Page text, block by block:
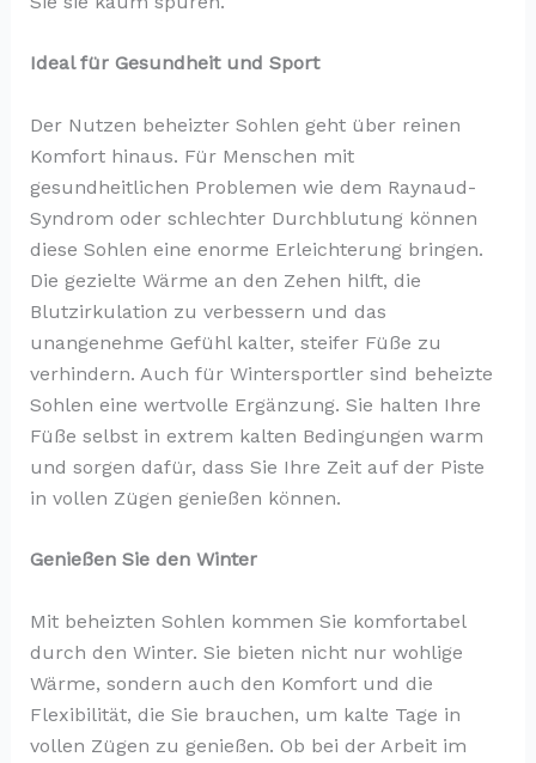
Ideal für Gesundheit und Sport
Der Nutzen beheizter Sohlen geht über reinen
Komfort hinaus. Für Menschen mit
gesundheitlichen Problemen wie dem Raynaud-
Syndrom oder schlechter Durchblutung können
diese Sohlen eine enorme Erleichterung bringen.
Die gezielte Wärme an den Zehen hilft, die
Blutzirkulation zu verbessern und das
unangenehme Gefühl kalter, steifer Füße zu
verhindern. Auch für Wintersportler sind beheizte
Sohlen eine wertvolle Ergänzung. Sie halten Ihre
Füße selbst in extrem kalten Bedingungen warm
und sorgen dafür, dass Sie Ihre Zeit auf der Piste
in vollen Zügen genießen können.
Genießen Sie den Winter
Mit beheizten Sohlen kommen Sie komfortabel
durch den Winter. Sie bieten nicht nur wohlige
Wärme, sondern auch den Komfort und die
Flexibilität, die Sie brauchen, um kalte Tage in
vollen Zügen zu genießen. Ob bei der Arbeit im